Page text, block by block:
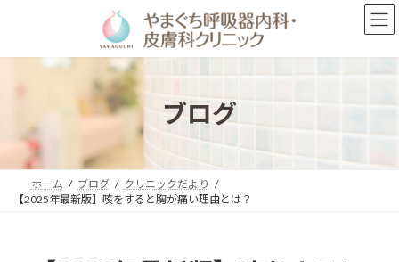
ン
プ
ー
動
ブログ
ホーム ブログ
クリニックだより
【2025年最新版】咳をすると胸が痛い理由とは？